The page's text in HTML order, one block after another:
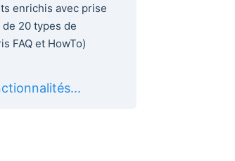
enrichis avec prise
20 types de
FAQ et HowTo)